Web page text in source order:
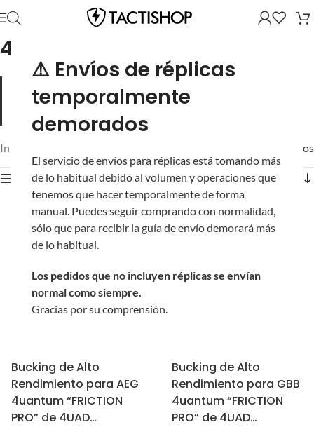
⚠️ Envíos de réplicas
temporalmente
demorados
El servicio de envíos para réplicas está tomando más
de lo habitual debido al volumen y operaciones que
tenemos que hacer temporalmente de forma
manual. Puedes seguir comprando con normalidad,
sólo que para recibir la guía de envío demorará más
de lo habitual.
Los pedidos que no incluyen réplicas se envían
normal como siempre.
Gracias por su comprensión.
4UAD Smart Airsoft
4UAD es un equipo de entusiastas apasionados con la
misión de producir experimentos prácticos y sistemáticos en
cada aspecto del rendimiento del Airsoft.
Inicio Mostrando los 7 resultados
Mostrar filtros
Bucking de Alto
Rendimiento para AEG
4uantum “FRICTION
PRO” de 4UAD
Bucking de Alto
Rendimiento para GBB
4uantum “FRICTION
PRO” de 4UAD